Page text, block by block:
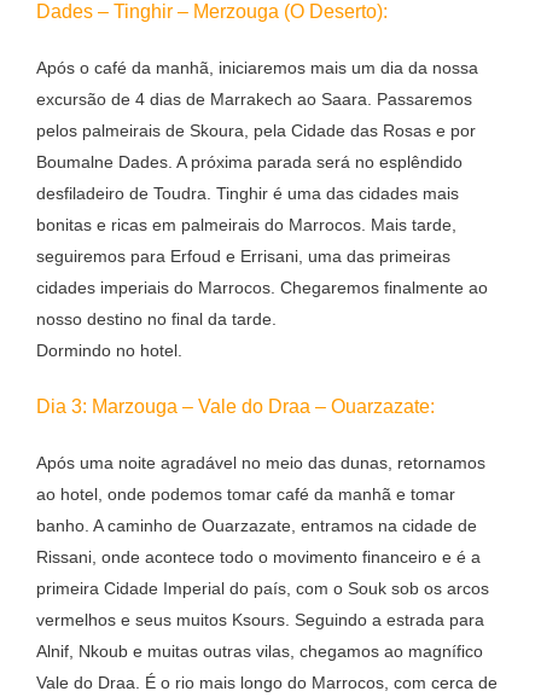
Dades – Tinghir – Merzouga (O Deserto):
Após o café da manhã, iniciaremos mais um dia da nossa
excursão de 4 dias de Marrakech ao Saara. Passaremos
pelos palmeirais de Skoura, pela Cidade das Rosas e por
Boumalne Dades. A próxima parada será no esplêndido
desfiladeiro de Toudra. Tinghir é uma das cidades mais
bonitas e ricas em palmeirais do Marrocos. Mais tarde,
seguiremos para Erfoud e Errisani, uma das primeiras
cidades imperiais do Marrocos. Chegaremos finalmente ao
nosso destino no final da tarde.
Dormindo no hotel.
Dia 3: Marzouga – Vale do Draa – Ouarzazate:
Após uma noite agradável no meio das dunas, retornamos
ao hotel, onde podemos tomar café da manhã e tomar
banho. A caminho de Ouarzazate, entramos na cidade de
Rissani, onde acontece todo o movimento financeiro e é a
primeira Cidade Imperial do país, com o Souk sob os arcos
vermelhos e seus muitos Ksours. Seguindo a estrada para
Alnif, Nkoub e muitas outras vilas, chegamos ao magnífico
Vale do Draa. É o rio mais longo do Marrocos, com cerca de